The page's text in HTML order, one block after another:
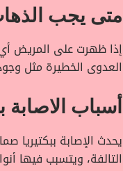
متى يجب
إذا ظهرت على المريض
العدوى الخطيرة مثل
أسباب الاصابة
يحدث الإصابة ببكتيريا
التالفة، ويتسبب فيها